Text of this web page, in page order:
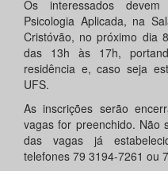
Os interessados
Psicologia Aplicada, na
Cristóvão, no próximo dia
das 13h às 17h,
residência e, caso seja
UFS.
As inscrições serão
vagas for preenchido. Não
das vagas já
telefones 79 3194-7261 ou